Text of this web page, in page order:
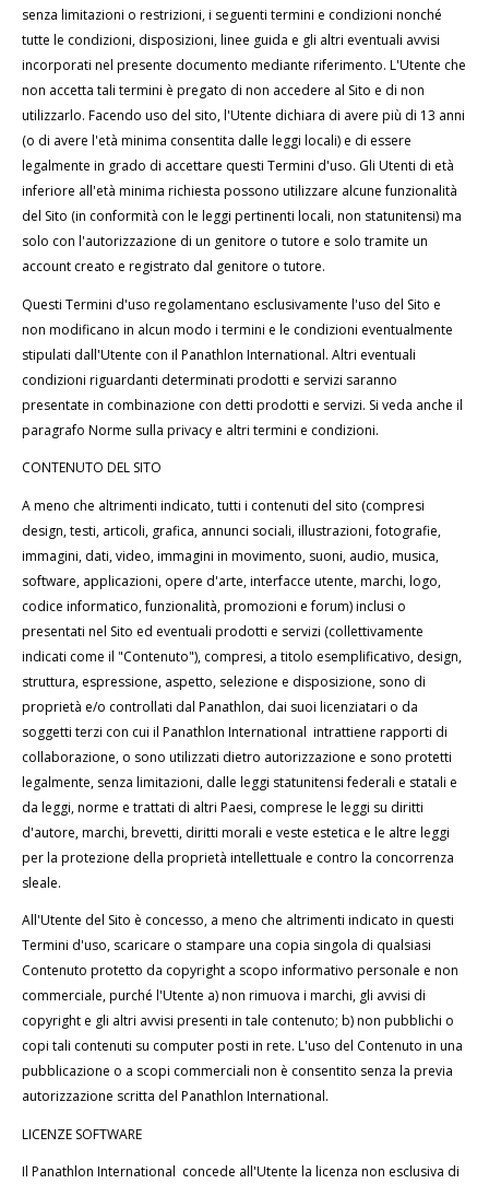
senza limitazioni o restrizioni, i seguenti termini e condizioni nonché
tutte le condizioni, disposizioni, linee guida e gli altri eventuali avvisi
incorporati nel presente documento mediante riferimento. L'Utente che
non accetta tali termini è pregato di non accedere al Sito e di non
utilizzarlo. Facendo uso del sito, l'Utente dichiara di avere più di 13 anni
(o di avere l'età minima consentita dalle leggi locali) e di essere
legalmente in grado di accettare questi Termini d'uso. Gli Utenti di età
inferiore all'età minima richiesta possono utilizzare alcune funzionalità
del Sito (in conformità con le leggi pertinenti locali, non statunitensi) ma
solo con l'autorizzazione di un genitore o tutore e solo tramite un
account creato e registrato dal genitore o tutore.
Questi Termini d'uso regolamentano esclusivamente l'uso del Sito e
non modificano in alcun modo i termini e le condizioni eventualmente
stipulati dall'Utente con il Panathlon International. Altri eventuali
condizioni riguardanti determinati prodotti e servizi saranno
presentate in combinazione con detti prodotti e servizi. Si veda anche il
paragrafo Norme sulla privacy e altri termini e condizioni.
CONTENUTO DEL SITO
A meno che altrimenti indicato, tutti i contenuti del sito (compresi
design, testi, articoli, grafica, annunci sociali, illustrazioni, fotografie,
immagini, dati, video, immagini in movimento, suoni, audio, musica,
software, applicazioni, opere d'arte, interfacce utente, marchi, logo,
codice informatico, funzionalità, promozioni e forum) inclusi o
presentati nel Sito ed eventuali prodotti e servizi (collettivamente
indicati come il "Contenuto"), compresi, a titolo esemplificativo, design,
struttura, espressione, aspetto, selezione e disposizione, sono di
proprietà e/o controllati dal Panathlon, dai suoi licenziatari o da
soggetti terzi con cui il Panathlon International intrattiene rapporti di
collaborazione, o sono utilizzati dietro autorizzazione e sono protetti
legalmente, senza limitazioni, dalle leggi statunitensi federali e statali e
da leggi, norme e trattati di altri Paesi, comprese le leggi su diritti
d'autore, marchi, brevetti, diritti morali e veste estetica e le altre leggi
per la protezione della proprietà intellettuale e contro la concorrenza
sleale.
All'Utente del Sito è concesso, a meno che altrimenti indicato in questi
Termini d'uso, scaricare o stampare una copia singola di qualsiasi
Contenuto protetto da copyright a scopo informativo personale e non
commerciale, purché l'Utente a) non rimuova i marchi, gli avvisi di
copyright e gli altri avvisi presenti in tale contenuto; b) non pubblichi o
copi tali contenuti su computer posti in rete. L'uso del Contenuto in una
pubblicazione o a scopi commerciali non è consentito senza la previa
autorizzazione scritta del Panathlon International.
LICENZE SOFTWARE
Il Panathlon International concede all'Utente la licenza non esclusiva di